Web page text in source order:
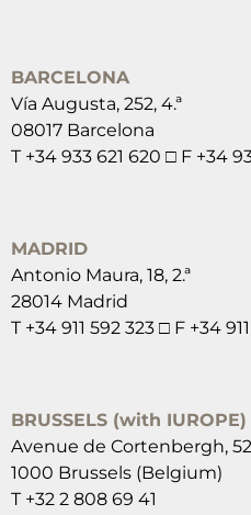
BARCELONA
Vía Augusta, 252, 4.ª
08017 Barcelona
T +34 933 621 620 □ F +34
MADRID
Antonio Maura, 18, 2.ª
28014 Madrid
T +34 911 592 323 □ F +34
BRUSSELS (with IUROPE)
Avenue de Cortenbergh, 52
1000 Brussels (Belgium)
T +32 2 808 69 41